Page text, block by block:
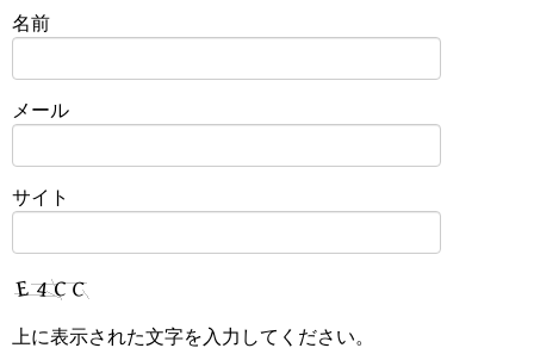
名前
メール
サイト
上に表示された文字を入力してください。